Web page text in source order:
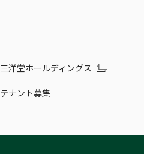
三洋堂ホールディングス
テナント募集